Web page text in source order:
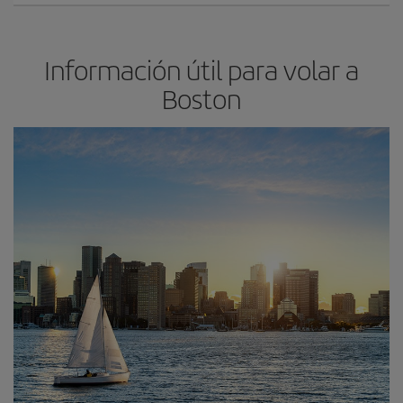
Información útil para volar a
Boston